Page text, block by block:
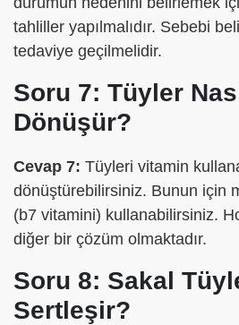
tahliller yapılmalıdır. Sebebi
tedaviye geçilmelidir.
Soru 7: Tüyler
Dönüşür?
Cevap 7: Tüyleri vitamin
dönüştürebilirsiniz. Bunun için
(b7 vitamini) kullanabilirsiniz.
diğer bir çözüm olmaktadır.
Soru 8: Sakal
Sertleşir?